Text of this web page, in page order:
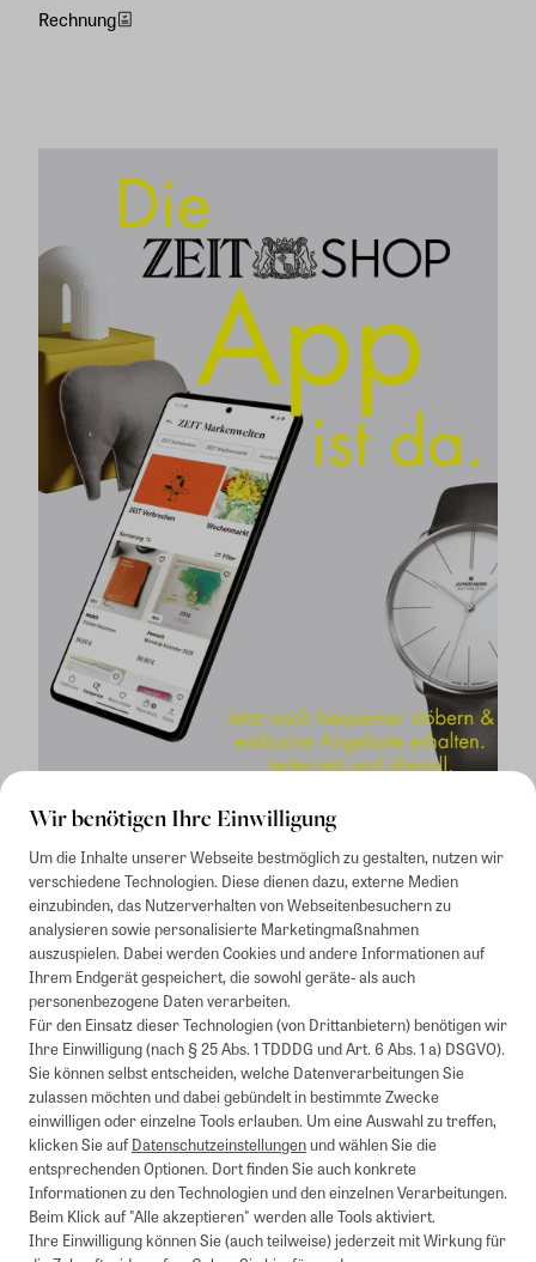
Wir benötigen Ihre Einwilligung
Um die Inhalte unserer Webseite bestmöglich zu gestalten, nutzen wir
verschiedene Technologien. Diese dienen dazu, externe Medien
einzubinden, das Nutzerverhalten von Webseitenbesuchern zu
analysieren sowie personalisierte Marketingmaßnahmen
auszuspielen. Dabei werden Cookies und andere Informationen auf
Ihrem Endgerät gespeichert, die sowohl geräte- als auch
personenbezogene Daten verarbeiten.
Für den Einsatz dieser Technologien (von Drittanbietern) benötigen wir
Ihre Einwilligung (nach § 25 Abs. 1 TDDDG und Art. 6 Abs. 1 a) DSGVO).
Sie können selbst entscheiden, welche Datenverarbeitungen Sie
zulassen möchten und dabei gebündelt in bestimmte Zwecke
einwilligen oder einzelne Tools erlauben. Um eine Auswahl zu treffen,
klicken Sie aufDatenschutzeinstellungenund wählen Sie die
entsprechenden Optionen. Dort finden Sie auch konkrete
Informationen zu den Technologien und den einzelnen Verarbeitungen.
Beim Klick auf "Alle akzeptieren" werden alle Tools aktiviert.
Ihre Einwilligung können Sie (auch teilweise) jederzeit mit Wirkung für
Rechnung
Mindestbestellwert von 50€. Nicht anwendbar auf Produkte, die der
Buchpreisbindung unterliegen, ZEIT-Akademie, e-Books. Keine
Barauszahlung möglich. Nicht mit weiteren Gutscheinen/Rabatten
kombinierbar.
Briefsendungen sind vom kostenlosen Rückversand ausgeschlossen.
Weitere Informationen zu Rücksendungen finden Sie hier.
Alle Preise inkl. gesetzl. MwSt. zzgl. Versandkosten
Instagram Pinterest